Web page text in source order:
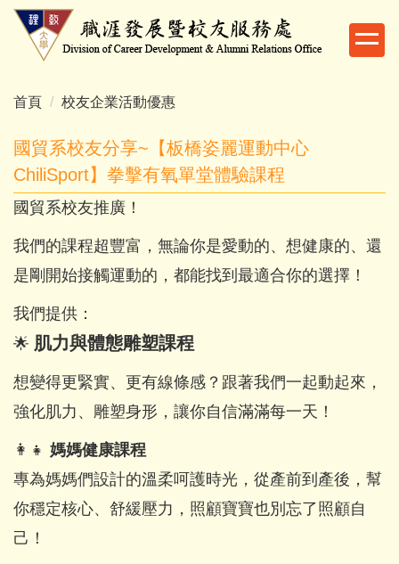
跳
內
區
首頁 校友企業活動優惠
國貿系校友分享~【板橋姿麗運動中心
ChiliSport】拳擊有氧單堂體驗課程
國貿系校友推廣！
我們的課程超豐富，無論你是愛動的、想健康的、還
是剛開始接觸運動的，都能找到最適合你的選擇！
我們提供：
🌟 肌力與體態雕塑課程
想變得更緊實、更有線條感？跟著我們一起動起來，
強化肌力、雕塑身形，讓你自信滿滿每一天！
👩‍👧 媽媽健康課程
專為媽媽們設計的溫柔呵護時光，從產前到產後，幫
你穩定核心、舒緩壓力，照顧寶寶也別忘了照顧自
己！